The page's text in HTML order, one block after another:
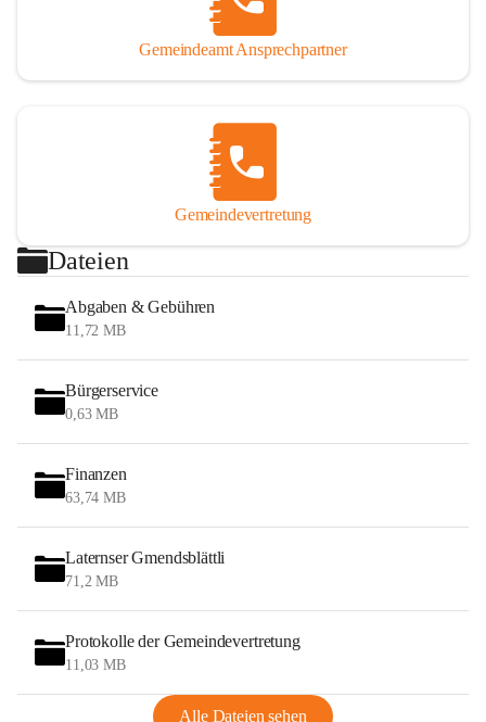
Gemeindeamt Ansprechpartner
Gemeindevertretung
Dateien
Abgaben & Gebühren
11,72 MB
Bürgerservice
0,63 MB
Finanzen
63,74 MB
Laternser Gmendsblättli
71,2 MB
Protokolle der Gemeindevertretung
11,03 MB
Alle Dateien sehen